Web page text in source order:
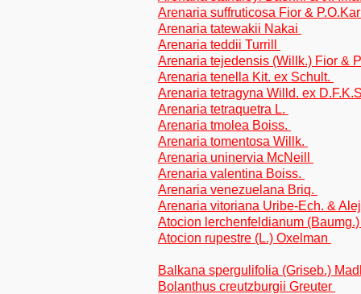
Arenaria suffruticosa Fior &
Arenaria tatewakii Nakai
Arenaria teddii Turrill
Arenaria tejedensis (Willk.) Fior &
Arenaria tenella Kit. ex Schult.
Arenaria tetragyna Willd. ex
Arenaria tetraquetra L.
Arenaria tmolea Boiss.
Arenaria tomentosa Willk.
Arenaria uninervia McNeill
Arenaria valentina Boiss.
Arenaria venezuelana Briq.
Arenaria vitoriana Uribe-Ech. &
Atocion lerchenfeldianum
Atocion rupestre (L.) Oxelman
Balkana spergulifolia (Griseb.)
Bolanthus creutzburgii Greuter